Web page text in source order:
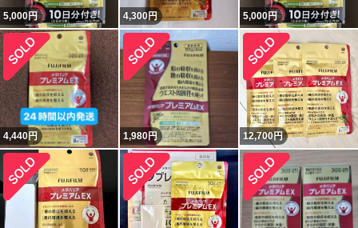
5,000円 4,300円 5,000円
4,440円 1,980円 12,700円